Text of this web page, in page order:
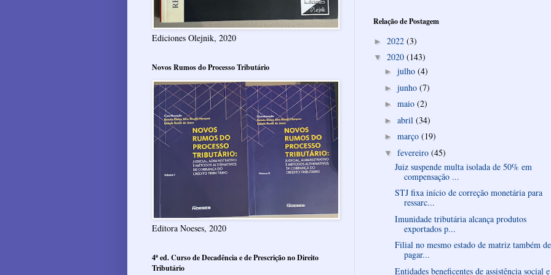
Relação de Postagem
► 2022 (3)
▼ 2020 (143)
► julho (4)
► junho (7)
► maio (2)
► abril (34)
► março (19)
▼ fevereiro (45)
Juiz suspende multa isolada de 50% em
compensação ...
STJ fixa início de correção monetária para
ressarc...
Imunidade tributária alcança produtos
exportados p...
Filial no mesmo estado de matriz também
pagar...
Entidades beneficentes de assistência social e
Ediciones Olejnik, 2020
Novos Rumos do Processo Tributário
Editora Noeses, 2020
4ª ed. Curso de Decadência e de Prescrição no Direito
Tributário